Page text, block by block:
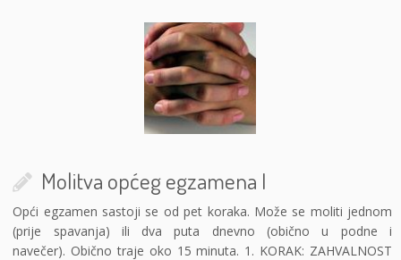
Molitva općeg egzamena I
Opći egzamen sastoji se od pet koraka. Može se moliti jednom
(prije spavanja) ili dva puta dnevno (obično u podne i
navečer). Obično traje oko 15 minuta. 1. KORAK: ZAHVALNOST